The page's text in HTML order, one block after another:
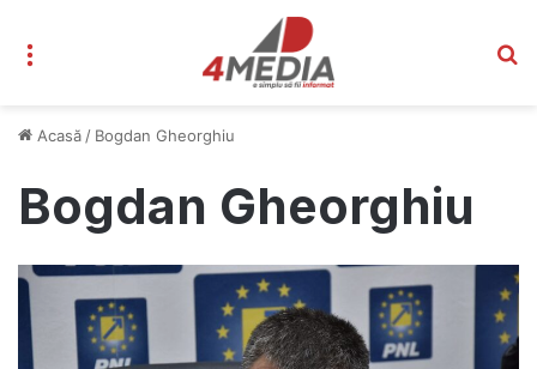
Acasă / Bogdan Gheorghiu
Bogdan Gheorghiu